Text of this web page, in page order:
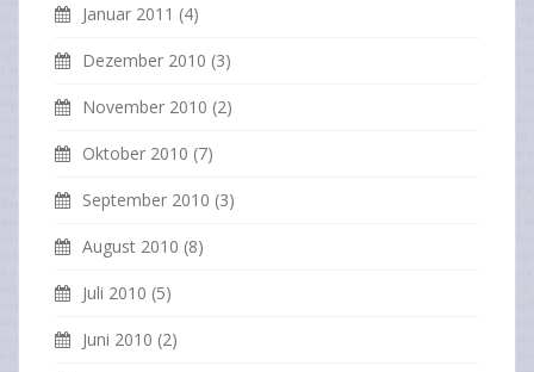
Januar 2011 (4)
Dezember 2010 (3)
November 2010 (2)
Oktober 2010 (7)
September 2010 (3)
August 2010 (8)
Juli 2010 (5)
Juni 2010 (2)